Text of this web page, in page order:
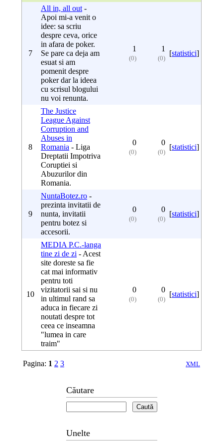
Căutare
Unelte
7
All in, all out -
Apoi mi-a venit o
idee: sa scriu
despre ceva, orice
in afara de poker.
Se pare ca deja am
esuat si am
pomenit despre
poker dar la ideea
cu scrisul blogului
nu voi renunta.
1
(0)
1
(0)
[statistici]
8
The Justice
League Against
Corruption and
Abuses in
Romania - Liga
Dreptatii Impotriva
Coruptiei si
Abuzurilor din
Romania.
0
(0)
0
(0)
[statistici]
9
NuntaBotez.ro -
prezinta invitatii de
nunta, invitatii
pentru botez si
accesorii.
0
(0)
0
(0)
[statistici]
10
MEDIA P.C.-langa
tine zi de zi - Acest
site doreste sa fie
cat mai informativ
pentru toti
vizitatorii sai si nu
in ultimul rand sa
aduca in fiecare zi
noutati despre tot
ceea ce inseamna
"lumea in care
traim"
0
(0)
0
(0)
[statistici]
Pagina: 1 2 3 XML